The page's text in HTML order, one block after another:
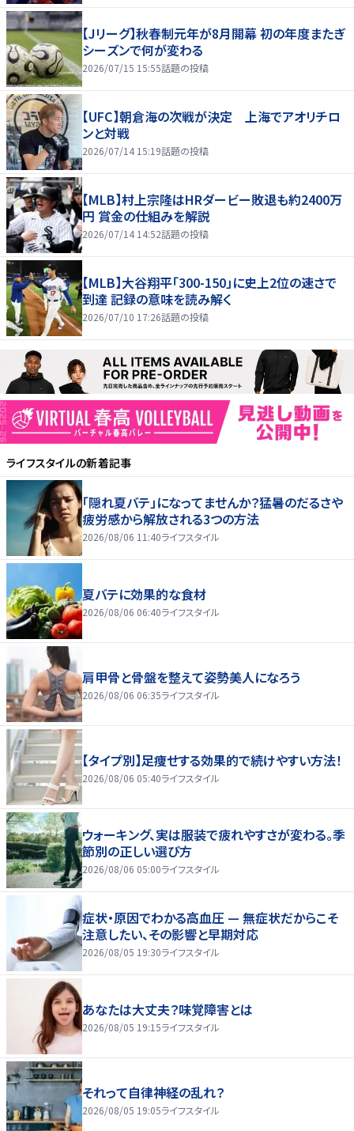
【Jリーグ】秋春制元年が8月開幕 初の年度またぎ
シーズンで何が変わる
2026/07/15 15:55話題の投稿
【UFC】朝倉海の次戦が決定 上海でアオリチロ
ンと対戦
2026/07/14 15:19話題の投稿
【MLB】村上宗隆はHRダービー敗退も約2400万
円 賞金の仕組みを解説
2026/07/14 14:52話題の投稿
【MLB】大谷翔平「300-150」に史上2位の速さで
到達 記録の意味を読み解く
2026/07/10 17:26話題の投稿
ライフスタイルの新着記事
「隠れ夏バテ」になってませんか？猛暑のだるさや
疲労感から解放される3つの方法
2026/08/06 11:40ライフスタイル
夏バテに効果的な食材
2026/08/06 06:40ライフスタイル
肩甲骨と骨盤を整えて姿勢美人になろう
2026/08/06 06:35ライフスタイル
【タイプ別】足痩せする効果的で続けやすい方法！
2026/08/06 05:40ライフスタイル
ウォーキング、実は服装で疲れやすさが変わる。季
節別の正しい選び方
2026/08/06 05:00ライフスタイル
症状・原因でわかる高血圧 — 無症状だからこそ
注意したい、その影響と早期対応
2026/08/05 19:30ライフスタイル
あなたは大丈夫？味覚障害とは
2026/08/05 19:15ライフスタイル
それって自律神経の乱れ？
2026/08/05 19:05ライフスタイル